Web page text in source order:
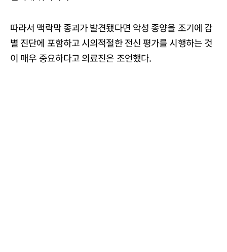
따라서 맥락막 종괴가 발견됐다면 악성 종양을 조기에 감
별 진단에 포함하고 시의적절한 전신 평가를 시행하는 것
이 매우 중요하다고 의료진은 조언했다.